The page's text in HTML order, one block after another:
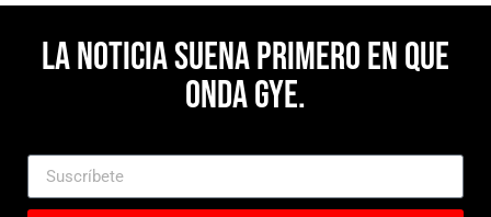
La noticia suena primero en Que
Onda Gye.